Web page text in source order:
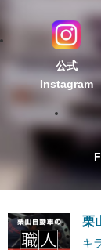
公式
Instagram
栗
キ